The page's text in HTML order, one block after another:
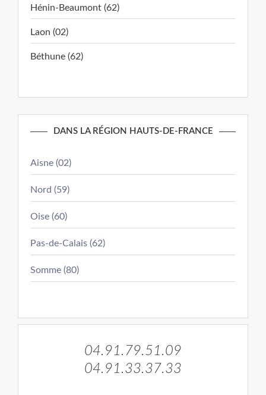
Hénin-Beaumont (62)
Laon (02)
Béthune (62)
DANS LA RÉGION HAUTS-DE-FRANCE
Aisne (02)
Nord (59)
Oise (60)
Pas-de-Calais (62)
Somme (80)
04.91.79.51.09
04.91.33.37.33